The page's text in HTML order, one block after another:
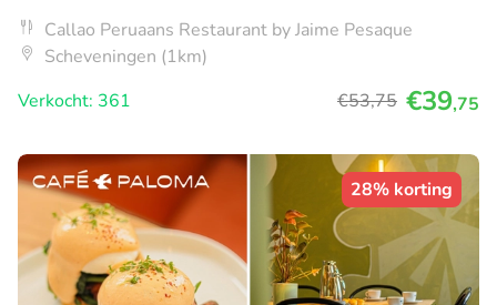
Callao Peruaans Restaurant by Jaime Pesaque
Scheveningen (1km)
Verkocht: 361
€53,75 €39,75
28% korting